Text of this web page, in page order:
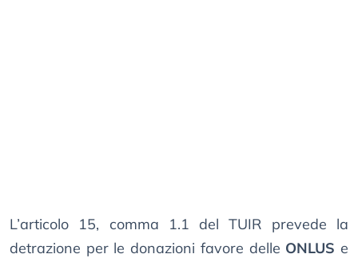
L’articolo 15, comma 1.1 del TUIR prevede la
detrazione per le donazioni favore delle ONLUS e